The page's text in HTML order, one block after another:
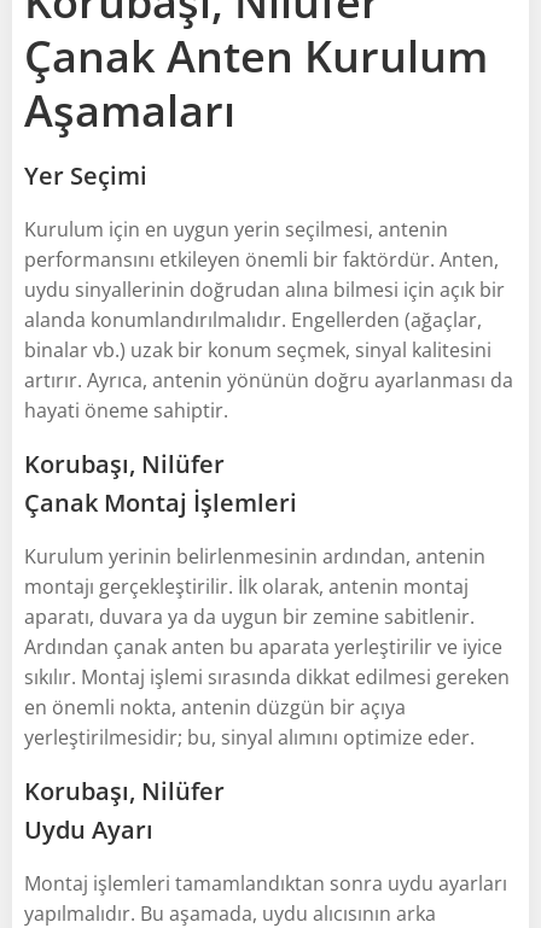
Çanak Anten Kurulum
Aşamaları
Yer Seçimi
Kurulum için en uygun yerin seçilmesi, antenin
performansını etkileyen önemli bir faktördür. Anten,
uydu sinyallerinin doğrudan alına bilmesi için açık bir
alanda konumlandırılmalıdır. Engellerden (ağaçlar,
binalar vb.) uzak bir konum seçmek, sinyal kalitesini
artırır. Ayrıca, antenin yönünün doğru ayarlanması da
hayati öneme sahiptir.
Korubaşı, Nilüfer
Çanak Montaj İşlemleri
Kurulum yerinin belirlenmesinin ardından, antenin
montajı gerçekleştirilir. İlk olarak, antenin montaj
aparatı, duvara ya da uygun bir zemine sabitlenir.
Ardından çanak anten bu aparata yerleştirilir ve iyice
sıkılır. Montaj işlemi sırasında dikkat edilmesi gereken
en önemli nokta, antenin düzgün bir açıya
yerleştirilmesidir; bu, sinyal alımını optimize eder.
Korubaşı, Nilüfer
Uydu Ayarı
Montaj işlemleri tamamlandıktan sonra uydu ayarları
yapılmalıdır. Bu aşamada, uydu alıcısının arka